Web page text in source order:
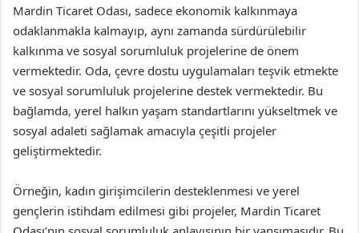
Mardin Ticaret Odası, sadece ekonomik kalkınmaya
odaklanmakla kalmayıp, aynı zamanda sürdürülebilir
kalkınma ve sosyal sorumluluk projelerine de önem
vermektedir. Oda, çevre dostu uygulamaları teşvik etmekte
ve sosyal sorumluluk projelerine destek vermektedir. Bu
bağlamda, yerel halkın yaşam standartlarını yükseltmek ve
sosyal adaleti sağlamak amacıyla çeşitli projeler
geliştirmektedir.
Örneğin, kadın girişimcilerin desteklenmesi ve yerel
gençlerin istihdam edilmesi gibi projeler, Mardin Ticaret